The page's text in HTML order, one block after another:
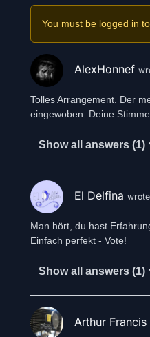
You must be logged in
AlexHonnef
Tolles Arrangement. Der
eingewoben. Deine
Show all answers (1)
El Delfina
Man hört, du hast
Einfach perfekt - Vote!
Show all answers (1)
Arthur Francis